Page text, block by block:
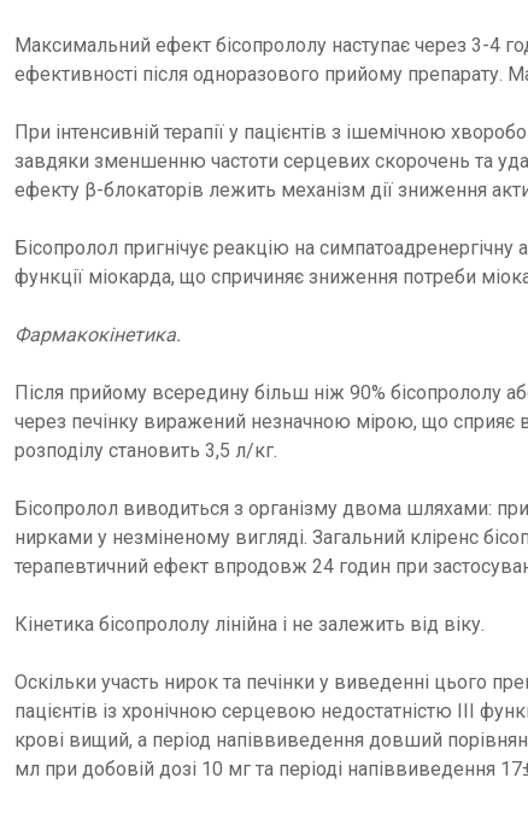
Максимальний ефект бісопрололу наступає через 3-4
ефективності після одноразового прийому препарату.
При інтенсивній терапії у пацієнтів з ішемічною
завдяки зменшенню частоти серцевих скорочень та
ефекту β-блокаторів лежить механізм дії зниження
Бісопролол пригнічує реакцію на симпатоадренергічну
функції міокарда, що спричиняє зниження потреби
Фармакокінетика.
Після прийому всередину більш ніж 90% бісопрололу
через печінку виражений незначною мірою, що сприяє
розподілу становить 3,5 л/кг.
Бісопролол виводиться з організму двома шляхами:
нирками у незміненому вигляді. Загальний кліренс
терапевтичний ефект впродовж 24 годин при
Кінетика бісопрололу лінійна і не залежить від віку.
Оскільки участь нирок та печінки у виведенні цього
пацієнтів із хронічною серцевою недостатністю ІІІ
крові вищий, а період напіввиведення довший
мл при добовій дозі 10 мг та періоді напіввиведення